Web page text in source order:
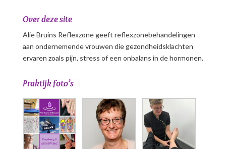
Over deze site
Alie Bruins Reflexzone geeft reflexzonebehandelingen
aan ondernemende vrouwen die gezondheidsklachten
ervaren zoals pijn, stress of een onbalans in de hormonen.
Praktijk foto’s